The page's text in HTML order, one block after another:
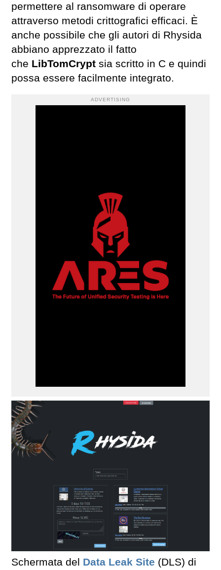
permettere al ransomware di operare
attraverso metodi crittografici efficaci. È
anche possibile che gli autori di Rhysida
abbiano apprezzato il fatto
che LibTomCrypt sia scritto in C e quindi
possa essere facilmente integrato.
ADVERTISING
Schermata del Data Leak Site (DLS) di